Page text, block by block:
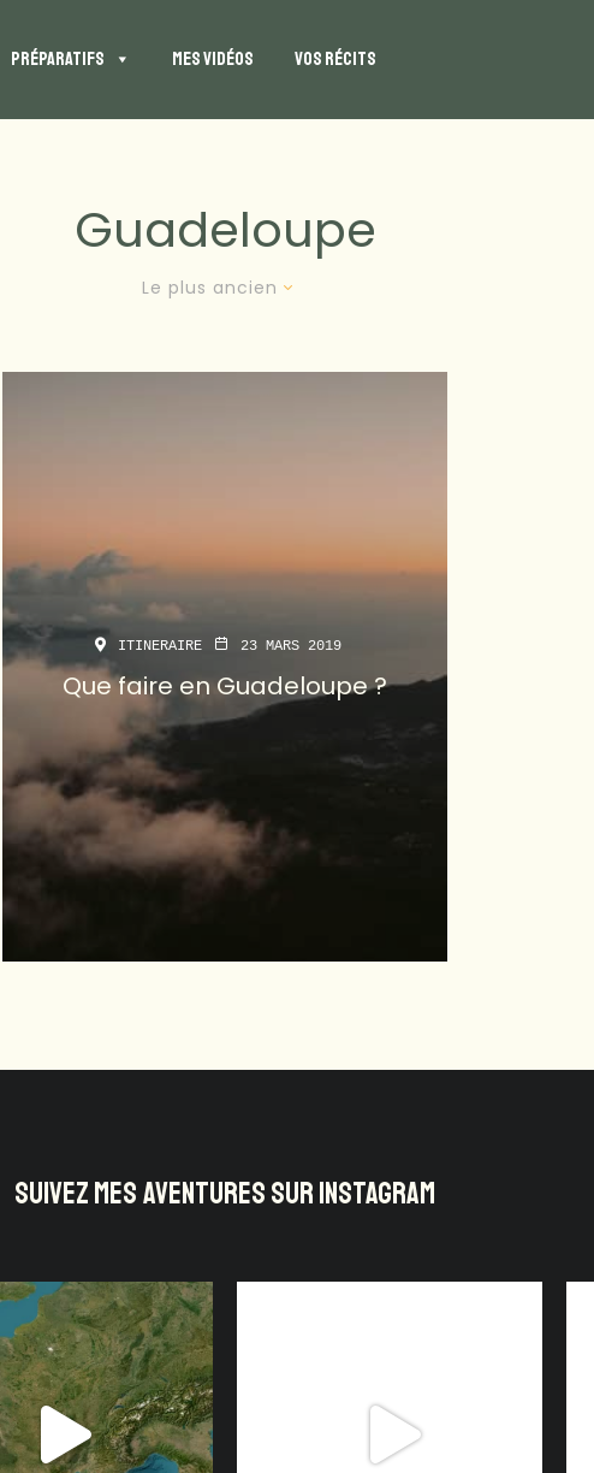
PRÉPARATIFS MES VIDÉOS VOS RÉCITS
Guadeloupe
Le plus ancien
ITINERAIRE 23 MARS 2019
Que faire en Guadeloupe ?
SUIVEZ MES AVENTURES SUR INSTAGRAM